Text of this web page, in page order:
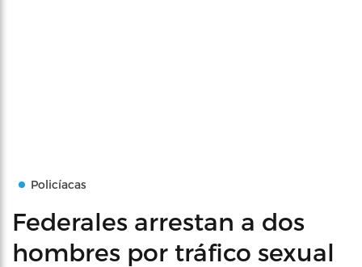
Policíacas
Federales arrestan a dos
hombres por tráfico sexual